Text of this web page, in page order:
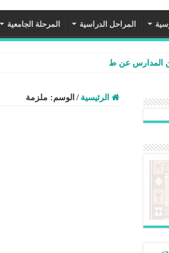
المراحل الدراسية المرحلة الجامعية
المدارس عن طريق نظام نور – شرح وفيديو
الرئيسية / الوسم: ملزمة